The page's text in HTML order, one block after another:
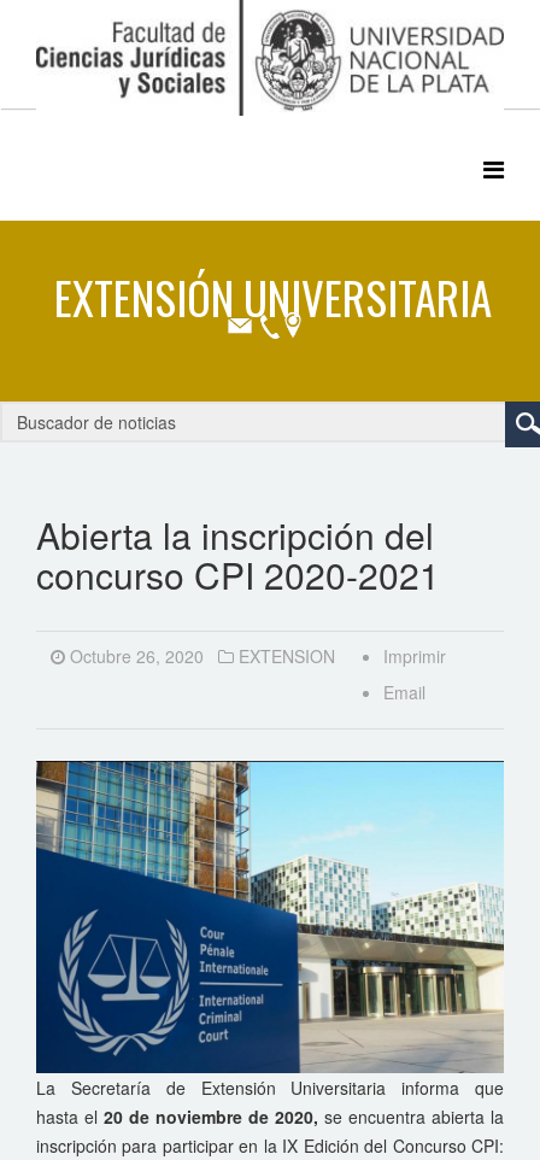
Abierta la inscripción del
concurso CPI 2020-2021
Octubre 26, 2020 EXTENSION
Imprimir
Email
La Secretaría de Extensión Universitaria informa que
hasta el 20 de noviembre de 2020, se encuentra abierta la
inscripción para participar en la IX Edición del Concurso CPI: